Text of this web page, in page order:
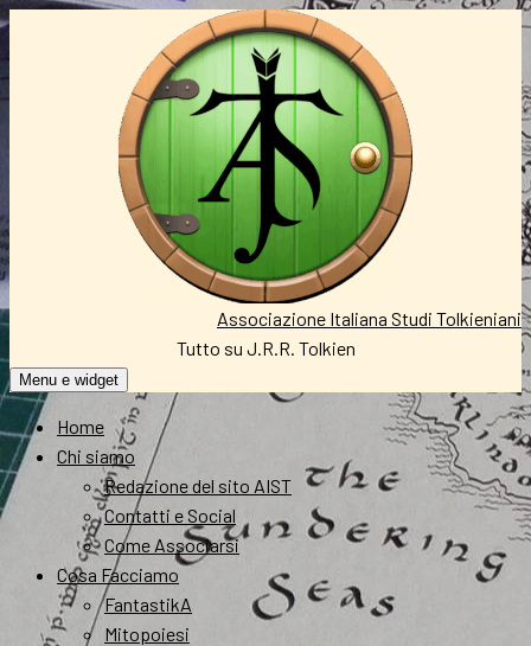
Vai
Associazione Italiana Studi Tolkieniani
Tutto su J.R.R. Tolkien
Menu e widget
Home
Chi siamo
Redazione del sito AIST
Contatti e Social
Come Associarsi
Cosa Facciamo
FantastikA
Mitopoiesi